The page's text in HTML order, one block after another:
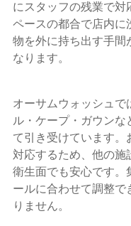
にスタッフの残業で対
ペースの都合で店内に
物を外に持ち出す手間
なります。
オーサムウォッシュで
ル・ケープ・ガウン
て引き受けています。
対応するため、他の施
衛生面でも安心です。
ールに合わせて調整で
りません。